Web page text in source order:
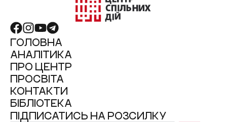
ГОЛОВНА
АНАЛІТИКА
ПРО ЦЕНТР
ПРОСВІТА
КОНТАКТИ
БІБЛІОТЕКА
ПІДПИСАТИСЬ НА РОЗСИЛКУ